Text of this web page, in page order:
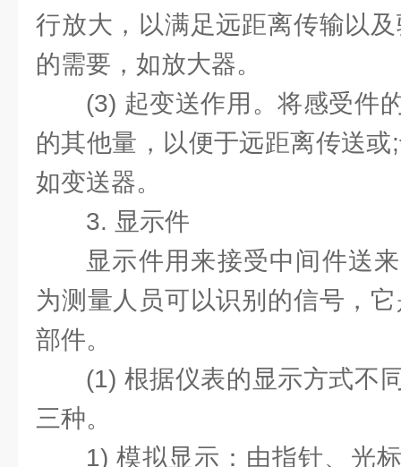
行放大，以满足远距离传输以
的需要，如放大器。
(3) 起变送作用。将感受件
的其他量，以便于远距离传送
如变送器。
3. 显示件
显示件用来接受中间件送
为测量人员可以识别的信号，
部件。
(1) 根据仪表的显示方式不
三种。
1) 模拟显示：由指针、光